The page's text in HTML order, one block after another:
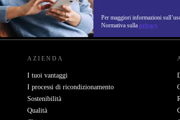
Per maggiori informazioni
Normativa sulla privacy
REFURBED ITALIA - RETHINK NEW.
AZIENDA
I tuoi vantaggi
I processi di ricondizionamento
Sostenibilità
Qualità